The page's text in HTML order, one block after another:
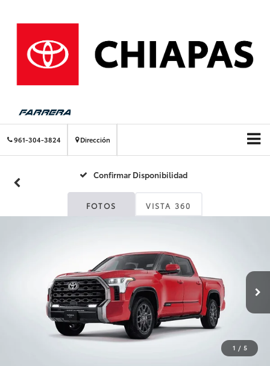
961-304-3824 Dirección
Confirmar Disponibilidad
FOTOS VISTA 360
1 / 5